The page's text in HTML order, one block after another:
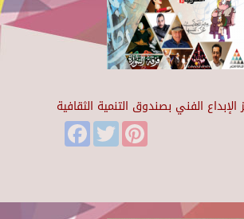
الفني بصندوق التنمية الثقافية
FacebookTwitter